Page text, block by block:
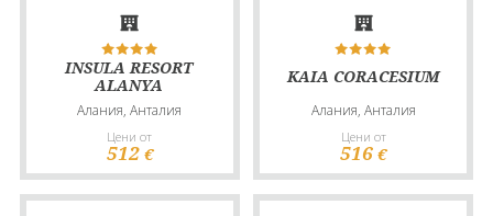
INSULA RESORT
ALANYA
Алания, Анталия
Цени от
512 €
KAIA CORACESIUM
Алания, Анталия
Цени от
516 €